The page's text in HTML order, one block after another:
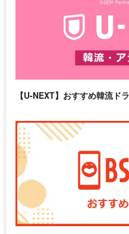
【U-NEXT】おすすめ韓流ド